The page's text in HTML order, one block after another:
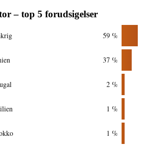
– top 5 forudsigelser
59 %
37 %
2 %
1 %
1 %